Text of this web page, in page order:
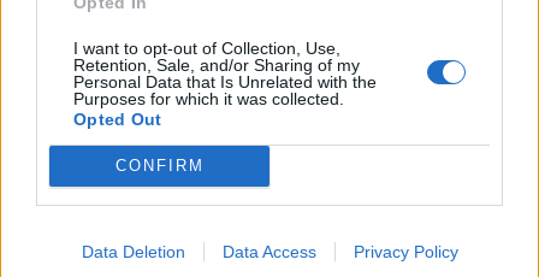
I want to opt-out of Collection, Use,
Retention, Sale, and/or Sharing of my
Personal Data that Is Unrelated with the
Purposes for which it was collected.
Opted Out
CONFIRM
Data Deletion Data Access Privacy Policy